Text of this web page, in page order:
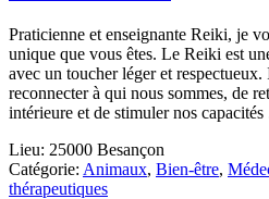
Praticienne et enseignante Reiki, je
unique que vous êtes. Le Reiki est
avec un toucher léger et
reconnecter à qui nous sommes, de
intérieure et de stimuler nos capacités
Lieu: 25000 Besançon
Catégorie: Animaux, Bien-être,
thérapeutiques